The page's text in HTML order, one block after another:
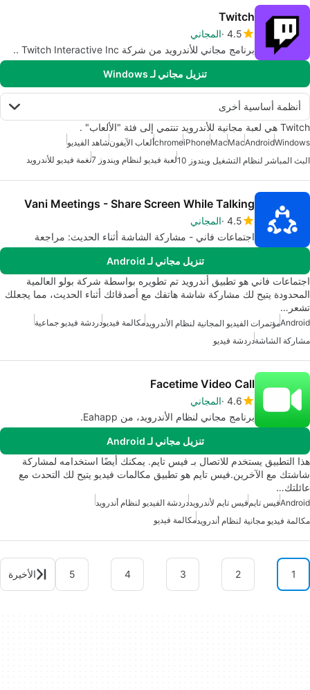
Twitch
4.5 المجاني
برنامج مجاني للأندرويد من شركة Twitch Interactive Inc ..
تنزيل مجاني لـ Windows
أنظمة أساسية أخرى
Twitch هي لعبة مجانية للأندرويد تنتمي إلى فئة "الألعاب" .
Windows
Android
Mac
Mac
iPhone
chromeألعاب الآيفونشاهد الفيديو
البث المباشر لنظام التشغيل ويندوز 10
لعبة فيديو لنظام ويندوز 7 نغمة فيديو للأندرويد
Vani Meetings - Share Screen While Talking
4.5 المجاني
اجتماعات فاني - مشاركة الشاشة أثناء الحديث: مراجعة
تنزيل مجاني لـ Android
اجتماعات فاني هو تطبيق أندرويد تم تطويره بواسطة شركة بولو العالمية
المحدودة يتيح لك مشاركة شاشة هاتفك مع أصدقائك أثناء الحديث، مما يجعلك
تشعر…
Androidمؤتمرات الفيديو المجانية لنظام الأندرويدمكالمة فيديودردشة فيديو جماعية
مشاركة الشاشةدردشة فيديو
Facetime Video Call
4.6 المجاني
برنامج مجاني لنظام الأندرويد، من Eahapp.
تنزيل مجاني لـ Android
هذا التطبيق يستخدم للاتصال بـ فيس تايم. يمكنك أيضًا استخدامه لمشاركة
شاشتك مع الآخرين.فيس تايم هو تطبيق مكالمات فيديو يتيح لك التحدث مع
عائلتك…
Androidفيس تايمفيس تايم لأندرويددردشة الفيديو لنظام أندرويد
مكالمة فيديو مجانية لنظام أندرويدمكالمة فيديو
1
2
3
4
5 الأخيرة